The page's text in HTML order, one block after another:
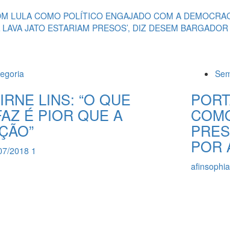
LULA COMO POLÍTICO ENGAJADO COM A
JATO ESTARIAM PRESOS’, DIZ DESEM BARGADOR
LINS: “O QUE
É PIOR QUE A
2018 1 POR
afinsophia